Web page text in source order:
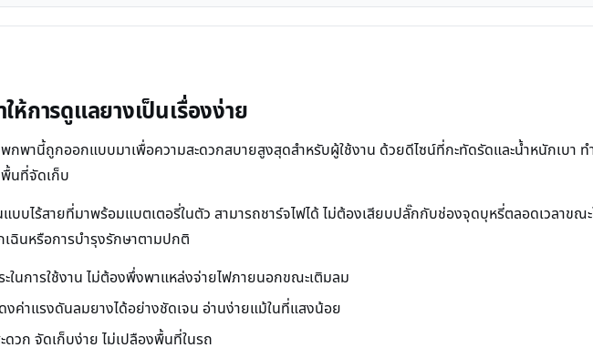
การดูแลยางเป็นเรื่องง่าย
กพานี้ถูกออกแบบมาเพื่อความสะดวกสบายสูงสุดสำหรับผู้ใช้งาน ด้วยดีไซน์ที่กะทัดรัดและน้ำหนักเบา
นที่จัดเก็บ
บไร้สายที่มาพร้อมแบตเตอรี่ในตัว สามารถชาร์จไฟได้ ไม่ต้องเสียบปลั๊กกับช่องจุดบุหรี่ตลอดเวลาขณ
ฉินหรือการบำรุงรักษาตามปกติ
ะในการใช้งาน ไม่ต้องพึ่งพาแหล่งจ่ายไฟภายนอกขณะเติมลม
งค่าแรงดันลมยางได้อย่างชัดเจน อ่านง่ายแม้ในที่แสงน้อย
ดวก จัดเก็บง่าย ไม่เปลืองพื้นที่ในรถ